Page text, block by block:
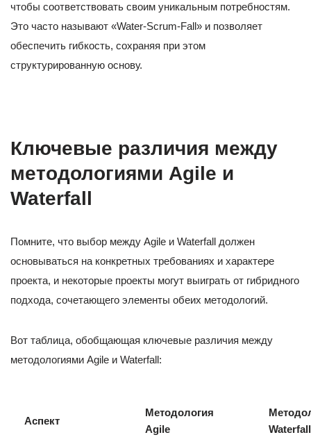
чтобы соответствовать своим уникальным потребностям.
Это часто называют «Water-Scrum-Fall» и позволяет
обеспечить гибкость, сохраняя при этом
структурированную основу.
Ключевые различия между
методологиями Agile и
Waterfall
Помните, что выбор между Agile и Waterfall должен
основываться на конкретных требованиях и характере
проекта, и некоторые проекты могут выиграть от гибридного
подхода, сочетающего элементы обеих методологий.
Вот таблица, обобщающая ключевые различия между
методологиями Agile и Waterfall:
Аспект
Методология
Agile
Waterfall